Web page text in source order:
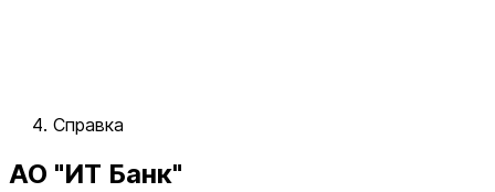
Справка
АО "ИТ Банк"